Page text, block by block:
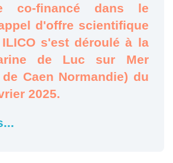
co-financé dans le
d'offre scientifique
s'est déroulé à la
de Luc sur Mer
Caen Normandie) du
2025.